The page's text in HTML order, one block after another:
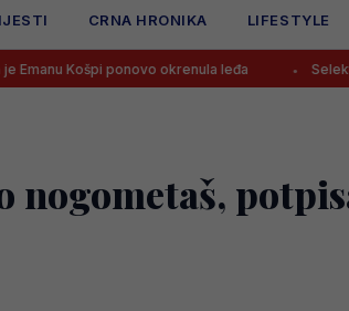
CRNA HRONIKA LIFESTYLE
ponovo okrenula leđa Selektor Švedske